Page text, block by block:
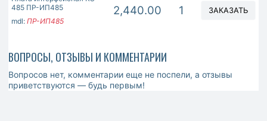
485 ПР-ИП485
mdl: ПР-ИП485
2,440.00 1 ЗАКАЗАТЬ
ВОПРОСЫ, ОТЗЫВЫ И КОММЕНТАРИИ
Вопросов нет, комментарии еще не поспели, а отзывы
приветствуются — будь первым!